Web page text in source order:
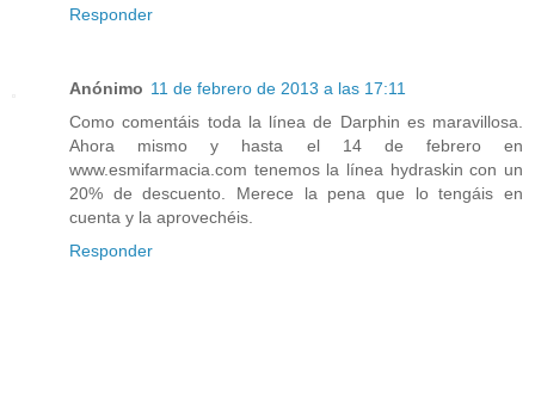
Responder
Anónimo 11 de febrero de 2013 a las 17:11
Como comentáis toda la línea de Darphin es maravillosa.
Ahora mismo y hasta el 14 de febrero en
www.esmifarmacia.com tenemos la línea hydraskin con un
20% de descuento. Merece la pena que lo tengáis en
cuenta y la aprovechéis.
Responder